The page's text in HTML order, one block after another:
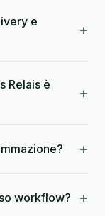
e
+
Relais è
+
+
workflow? +